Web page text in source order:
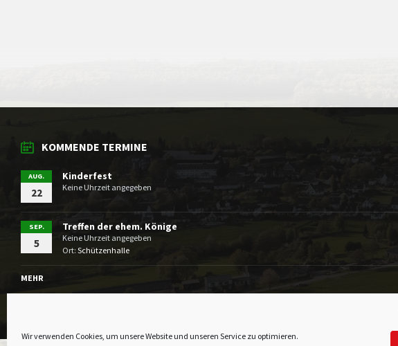
Wir verwenden Cookies, um unsere Website und unseren Service zu optimieren.
KOMMENDE TERMINE
AUG.
22
Kinderfest
Keine Uhrzeit angegeben
SEP.
5
Treffen der ehem. Könige
Keine Uhrzeit angegeben
Ort: Schützenhalle
MEHR